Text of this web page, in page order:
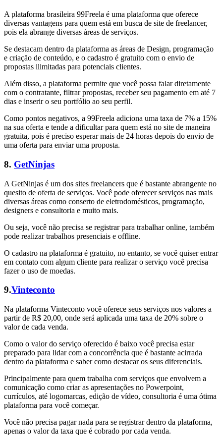
A plataforma brasileira 99Freela é uma plataforma que oferece
diversas vantagens para quem está em busca de site de freelancer,
pois ela abrange diversas áreas de serviços.
Se destacam dentro da plataforma as áreas de Design, programação
e criação de conteúdo, e o cadastro é gratuito com o envio de
propostas ilimitadas para potenciais clientes.
Além disso, a plataforma permite que você possa falar diretamente
com o contratante, filtrar propostas, receber seu pagamento em até 7
dias e inserir o seu portfólio ao seu perfil.
Como pontos negativos, a 99Freela adiciona uma taxa de 7% a 15%
na sua oferta e tende a dificultar para quem está no site de maneira
gratuita, pois é preciso esperar mais de 24 horas depois do envio de
uma oferta para enviar uma proposta.
8. GetNinjas
A GetNinjas é um dos sites freelancers que é bastante abrangente no
quesito de oferta de serviços. Você pode oferecer serviços nas mais
diversas áreas como conserto de eletrodomésticos, programação,
designers e consultoria e muito mais.
Ou seja, você não precisa se registrar para trabalhar online, também
pode realizar trabalhos presenciais e offline.
O cadastro na plataforma é gratuito, no entanto, se você quiser entrar
em contato com algum cliente para realizar o serviço você precisa
fazer o uso de moedas.
9.Vinteconto
Na plataforma Vinteconto você oferece seus serviços nos valores a
partir de R$ 20,00, onde será aplicada uma taxa de 20% sobre o
valor de cada venda.
Como o valor do serviço oferecido é baixo você precisa estar
preparado para lidar com a concorrência que é bastante acirrada
dentro da plataforma e saber como destacar os seus diferenciais.
Principalmente para quem trabalha com serviços que envolvem a
comunicação como criar as apresentações no Powerpoint,
currículos, até logomarcas, edição de vídeo, consultoria é uma ótima
plataforma para você começar.
Você não precisa pagar nada para se registrar dentro da plataforma,
apenas o valor da taxa que é cobrado por cada venda.